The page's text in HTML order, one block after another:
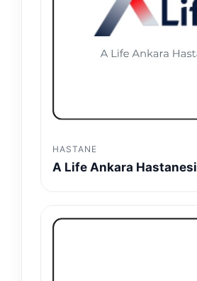
HASTANE
A Life Ankara Hastanesi